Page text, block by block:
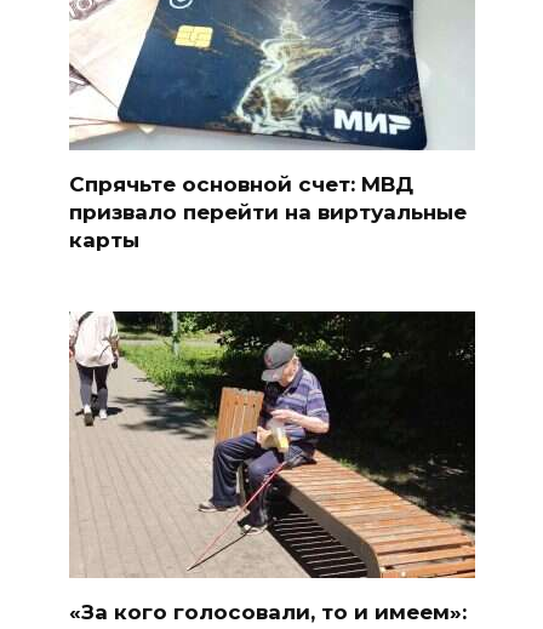
Спрячьте основной счет: МВД
призвало перейти на виртуальные
карты
«За кого голосовали, то и имеем»: